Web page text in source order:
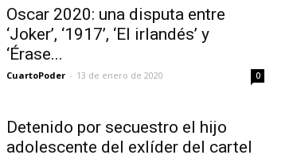
Oscar 2020: una disputa entre
‘Joker’, ‘1917’, ‘El irlandés’ y
‘Érase...
CuartoPoder - 13 de enero de 2020 0
Detenido por secuestro el hijo
adolescente del exlíder del cartel